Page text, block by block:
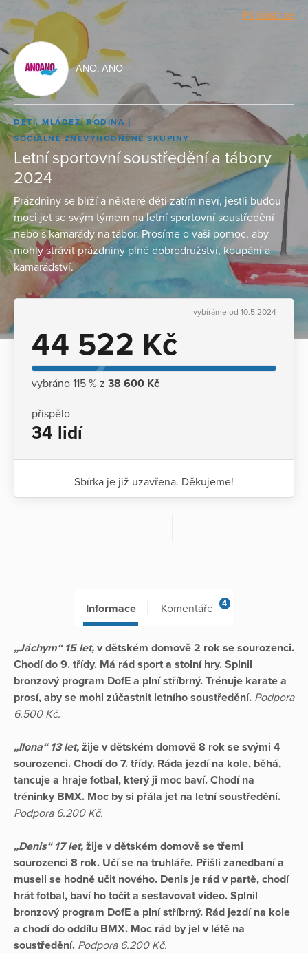
Přihlásit se
ANO, ANO
DĚTI, MLÁDEŽ, RODINA
SOCIÁLNĚ ZNEVÝHODNĚNÉ SKUPINY
Letní sportovní soustředění a tábory
2024
Prázdniny se blíží a některé děti zatím neví, jestli budou
moci jet se svým týmem na letní sportovní soustředění
nebo s kamarády na tábor. Prosíme o vaši pomoc, aby
mohly strávit prázdniny plné dobrodružství, koupání a
kamarádství.
vybíráme od 10.5.2024
44 522 Kč
vybráno 115 % z 38 600 Kč
přispělo
34 lidí
Sbírka je již uzavřena. Děkujeme!
Informace Komentáře 4
„Jáchym“ 15 let, v dětském domově 2 rok se sourozenci.
Chodí do 9. třídy. Má rád sport a stolní hry. Splnil
bronzový program DofE a plní stříbrný. Trénuje karate a
prosí, aby se mohl zúčastnit letního soustředění. Podpora
6.500 Kč.
„Ilona“ 13 let, žije v dětském domově 8 rok se svými 4
sourozenci. Chodí do 7. třídy. Ráda jezdí na kole, běhá,
tancuje a hraje fotbal, který ji moc baví. Chodí na
tréninky BMX. Moc by si přála jet na letní soustředění.
Podpora 6.200 Kč.
„Denis“ 17 let, žije v dětském domově se třemi
sourozenci 8 rok. Učí se na truhláře. Přišli zanedbaní a
museli se hodně učit nového. Denis je rád v partě, chodí
hrát fotbal, baví ho točit a sestavovat video. Splnil
bronzový program DofE a plní stříbrný. Rád jezdí na kole
a chodí do oddílu BMX. Moc rád by jel v létě na
soustředění. Podpora 6.200 Kč.